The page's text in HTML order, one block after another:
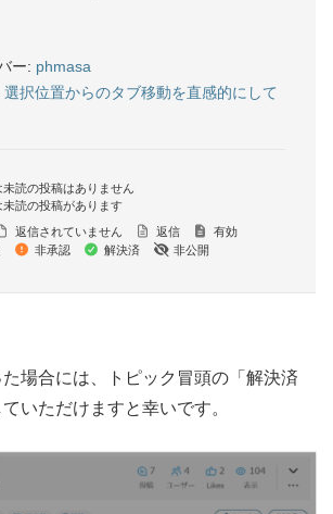
ー: phmasa
選択位置からのタブ移動を直感的にして
読の投稿はありません
未読の投稿があります
返信されていません 返信
有効
非承認 解決済
非公開
場合には、トピック冒頭の「解決済
いただけますと幸いです。